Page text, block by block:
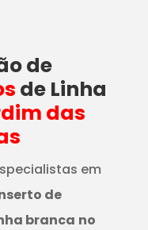
de
de Linha
das
em
de
branca no